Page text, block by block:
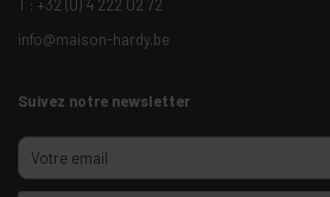
T : +32 (0) 4 222 02 72
info@maison-hardy.be
Suivez notre newsletter